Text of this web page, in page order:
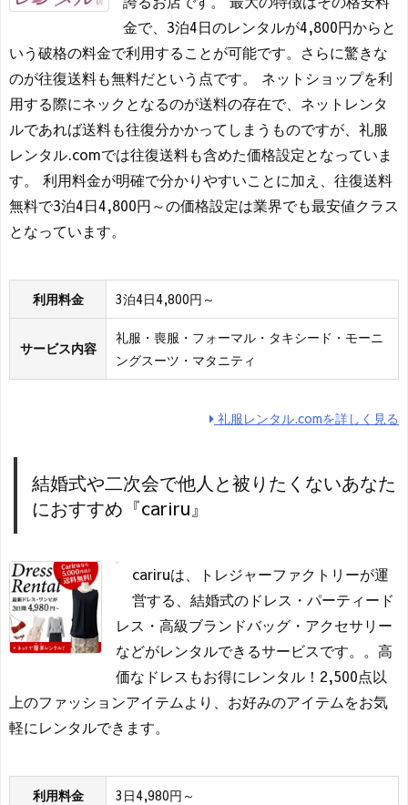
金で、3泊4日のレンタルが4,800円からと
いう破格の料金で利用することが可能です。さらに驚きな
のが往復送料も無料だという点です。 ネットショップを利
用する際にネックとなるのが送料の存在で、ネットレンタ
ルであれば送料も往復分かかってしまうものですが、礼服
レンタル.comでは往復送料も含めた価格設定となっていま
す。 利用料金が明確で分かりやすいことに加え、往復送料
無料で3泊4日4,800円～の価格設定は業界でも最安値クラス
となっています。
利用料金 3泊4日4,800円～
サービス内容
礼服・喪服・フォーマル・タキシード・モーニ
ングスーツ・マタニティ
礼服レンタル.comを詳しく見る
結婚式や二次会で他人と被りたくないあなた
におすすめ『cariru』
cariruは、トレジャーファクトリーが運
営する、結婚式のドレス・パーティード
レス・高級ブランドバッグ・アクセサリー
などがレンタルできるサービスです。。高
価なドレスもお得にレンタル！2,500点以
上のファッションアイテムより、お好みのアイテムをお気
軽にレンタルできます。
利用料金 3日4,980円～